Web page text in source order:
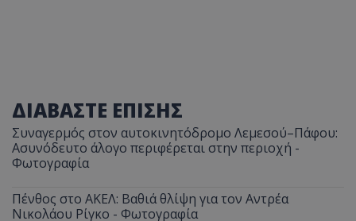
ΔΙΑΒΑΣΤΕ ΕΠΙΣΗΣ
Συναγερμός στον αυτοκινητόδρομο Λεμεσού–Πάφου:
Ασυνόδευτο άλογο περιφέρεται στην περιοχή -
Φωτογραφία
Πένθος στο ΑΚΕΛ: Βαθιά θλίψη για τον Αντρέα
Νικολάου Ρίγκο - Φωτογραφία